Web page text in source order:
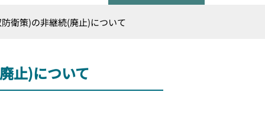
衛策)の非継続(廃止)について
止)について